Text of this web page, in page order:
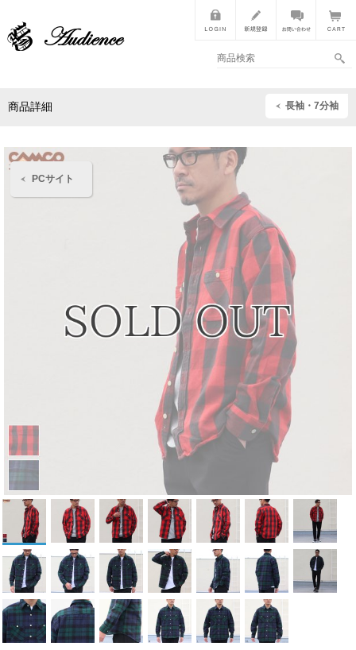
PCサイト
商品詳細 長袖・7分袖